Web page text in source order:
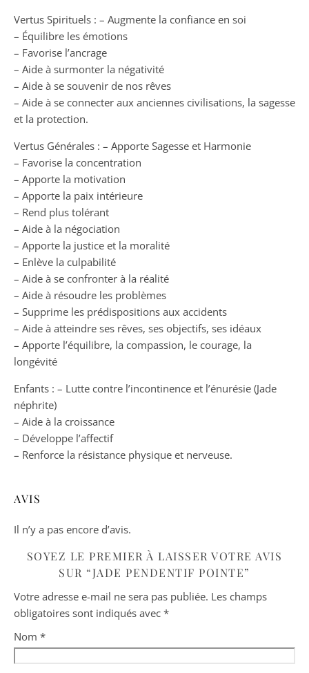
Vertus Spirituels : – Augmente la confiance en soi
– Équilibre les émotions
– Favorise l’ancrage
– Aide à surmonter la négativité
– Aide à se souvenir de nos rêves
– Aide à se connecter aux anciennes civilisations, la sagesse
et la protection.
Vertus Générales : – Apporte Sagesse et Harmonie
– Favorise la concentration
– Apporte la motivation
– Apporte la paix intérieure
– Rend plus tolérant
– Aide à la négociation
– Apporte la justice et la moralité
– Enlève la culpabilité
– Aide à se confronter à la réalité
– Aide à résoudre les problèmes
– Supprime les prédispositions aux accidents
– Aide à atteindre ses rêves, ses objectifs, ses idéaux
– Apporte l’équilibre, la compassion, le courage, la
longévité
Enfants : – Lutte contre l’incontinence et l’énurésie (Jade
néphrite)
– Aide à la croissance
– Développe l’affectif
– Renforce la résistance physique et nerveuse.
AVIS
Il n’y a pas encore d’avis.
SOYEZ LE PREMIER À LAISSER VOTRE AVIS
SUR “JADE PENDENTIF POINTE”
Votre adresse e-mail ne sera pas publiée. Les champs
obligatoires sont indiqués avec *
Nom *